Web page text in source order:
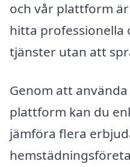
och vår plattform
hitta professionella
tjänster utan att
Genom att
plattform kan du
jämföra flera